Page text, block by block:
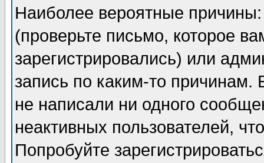
Наиболее вероятные
(проверьте письмо, которое
зарегистрировались) или
запись по каким-то
не написали ни одного
неактивных пользователей,
Попробуйте